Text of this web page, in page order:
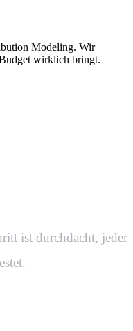
Modeling. Wir
wirklich bringt.
ist durchdacht, jeder